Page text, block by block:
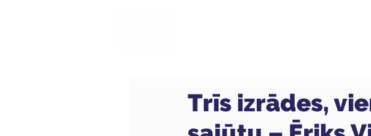
Trīs izrādes,